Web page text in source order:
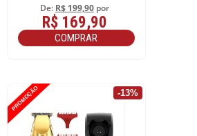
De: R$ 199,90 por
R$ 169,90
COMPRAR
PROMOÇÃO -13%